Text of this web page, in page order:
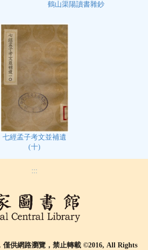
鶴山渠陽讀書雜鈔
七經孟子考文並補遺
(十)
:::
僅供網路瀏覽，禁止轉載 ©2016, All Rights